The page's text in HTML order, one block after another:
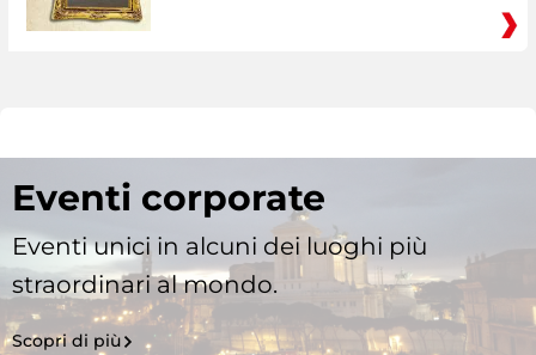
Eventi corporate
Eventi unici in alcuni dei luoghi più
straordinari al mondo.
Scopri di più